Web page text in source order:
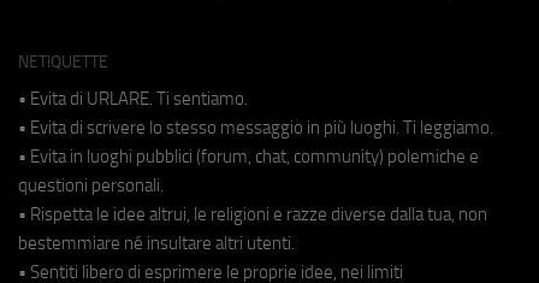
NETIQUETTE
• Evita di URLARE. Ti sentiamo.
• Evita di scrivere lo stesso messaggio in più luoghi. Ti leggiamo.
• Evita in luoghi pubblici (forum, chat, community) polemiche e
questioni personali.
• Rispetta le idee altrui, le religioni e razze diverse dalla tua, non
bestemmiare né insultare altri utenti.
• Sentiti libero di esprimere le proprie idee, nei limiti